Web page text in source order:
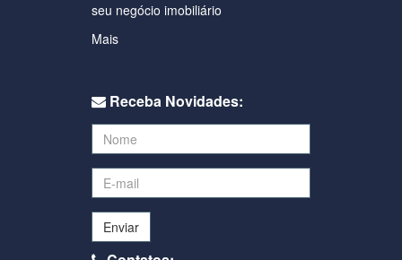
seu negócio imobiliário
Mais
Receba Novidades:
Enviar